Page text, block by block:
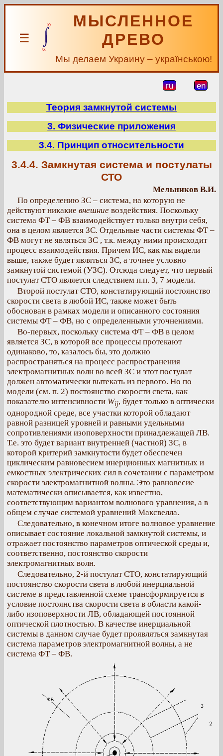
☰
МЫСЛЕННОЕ
ДРЕВО
Мы делаем Украину – українською!
ru en
Теория замкнутой системы
3. Физические приложения
3.4. Принцип относительности
3.4.4. Замкнутая система и постулаты
СТО
Мельников В.И.
По определению ЗС – система, на которую не
действуют никакие внешние воздействия. Поскольку
система ФТ – ФВ взаимодействует только внутри себя,
она в целом является ЗС. Отдельные части системы ФТ –
ФВ могут не являться ЗС , т.к. между ними происходит
процесс взаимодействия. Причем ИС, как мы видели
выше, также будет являться ЗС, а точнее условно
замкнутой системой (УЗС). Отсюда следует, что первый
постулат СТО является следствием п.п. 3, 7 модели.
Второй постулат СТО, констатирующий постоянство
скорости света в любой ИС, также может быть
обоснован в рамках модели и описанного состояния
системы ФТ – ФВ, но с определенными уточнениями.
Во-первых, поскольку система ФТ – ФВ в целом
является ЗС, в которой все процессы протекают
одинаково, то, казалось бы, это должно
распространяться на процесс распространения
электромагнитных волн во всей ЗС и этот постулат
должен автоматически вытекать из первого. Но по
модели (см. п. 2) постоянство скорости света, как
показателю интенсивности Wij, будет только в оптически
однородной среде, все участки которой обладают
равной разницей уровней и равными удельными
сопротивлениями изоповерхности принадлежащей ЛВ.
Т.е. это будет вариант внутренней (частной) ЗС, в
которой критерий замкнутости будет обеспечен
циклическим равновесием инерционных магнитных и
емкостных электрических сил в сочетании с параметром
скорости электромагнитной волны. Это равновесие
математически описывается, как известно,
соответствующим вариантом волнового уравнения, а в
общем случае системой уравнений Максвелла.
Следовательно, в конечном итоге волновое уравнение
описывает состояние локальной замкнутой системы, и
отражает постоянство параметров оптической среды и,
соответственно, постоянство скорости
электромагнитных волн.
Следовательно, 2-й постулат СТО, констатирующий
постоянство скорости света в любой инерциальной
системе в представленной схеме трансформируется в
условие постоянства скорости света в области какой-
либо изоповерхности ЛВ, обладающей постоянной
оптической плотностью. В качестве инерциальной
системы в данном случае будет проявляться замкнутая
система параметров электромагнитной волны, а не
система ФТ – ФВ.